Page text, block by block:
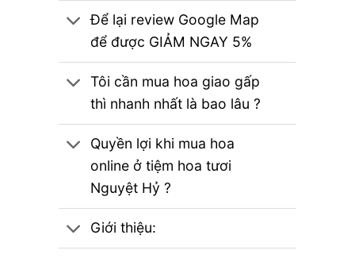
Để lại review Google Map
để được GIẢM NGAY 5%
Tôi cần mua hoa giao gấp
thì nhanh nhất là bao lâu ?
Quyền lợi khi mua hoa
online ở tiệm hoa tươi
Nguyệt Hỷ ?
Giới thiệu: